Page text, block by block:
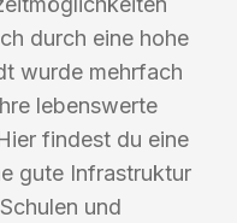
durch eine hohe
wurde mehrfach
lebenswerte
findest du eine
gute Infrastruktur
und